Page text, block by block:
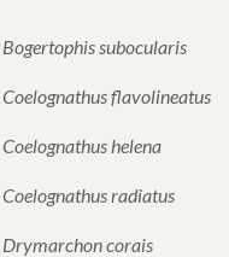
Bogertophis subocularis
Coelognathus flavolineatus
Coelognathus helena
Coelognathus radiatus
Drymarchon corais